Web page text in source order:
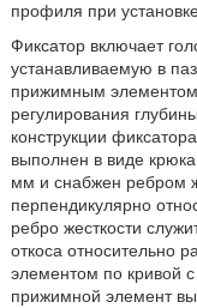
профиля при
Фиксатор включает
устанавливаемую в
прижимным
регулирования
конструкции
выполнен в виде
мм и снабжен ребром
перпендикулярно
ребро жесткости
откоса относительно
элементом по кривой
прижимной элемент